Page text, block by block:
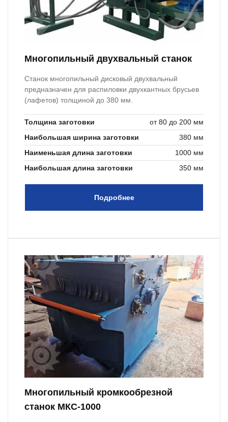
Многопильный двухвальный станок
Станок многопильный дисковый двухвальный
предназначен для распиловки двухкантных брусьев
(лафетов) толщиной до 380 мм.
Толщина заготовки
от 80 до 200 мм
Наибольшая ширина заготовки
380 мм
Наименьшая длина заготовки
1000 мм
Наибольшая длина заготовки
350 мм
Подробнее
Многопильный кромкообрезной
станок МКС-1000